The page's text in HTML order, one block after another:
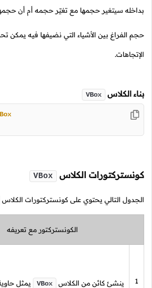
بداخله سيتغير حجمها مع تغيّر حجمه أم أن حجمها
حجم الفراغ بين الأشياء التي نضيفها فيه يمكن
الإتجاهات.
بناء الكلاس VBox
كونستركتورات الكلاس VBox
الجدول التالي يحتوي على كونستركتورات الكلاس
الكونستركتور مع تعريفه
1 ينشئ كائن من الكلاس VBox يمثل